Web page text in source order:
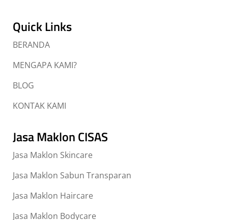
Quick Links
BERANDA
MENGAPA KAMI?
BLOG
KONTAK KAMI
Jasa Maklon CISAS
Jasa Maklon Skincare
Jasa Maklon Sabun Transparan
Jasa Maklon Haircare
Jasa Maklon Bodycare